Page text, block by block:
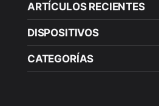
ARTÍCULOS RECIENTES
DISPOSITIVOS
CATEGORÍAS